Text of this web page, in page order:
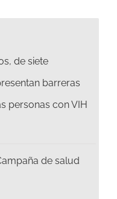
de siete
barreras
personas con VIH
de salud